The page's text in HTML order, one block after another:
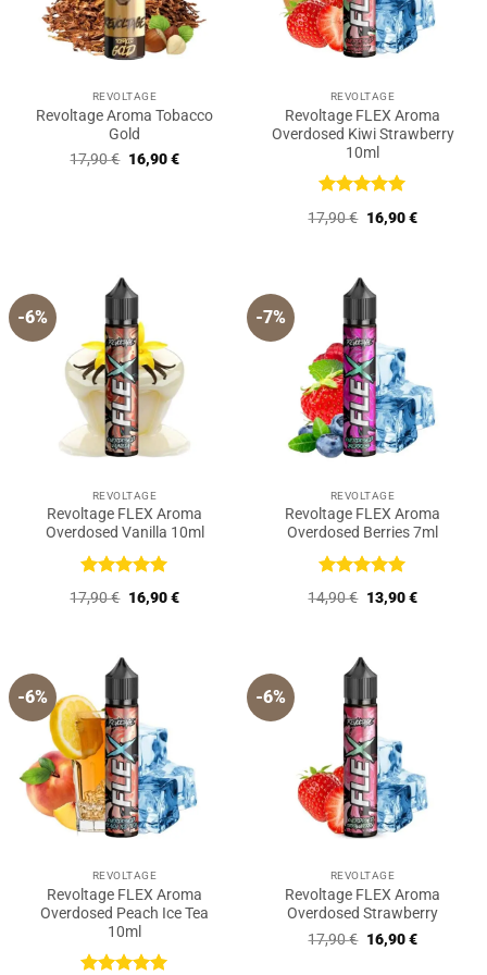
REVOLTAGE
Revoltage Aroma Tobacco
Gold
17,90€ Ursprünglicher
Preis
16,90€Aktueller
REVOLTAGE
Revoltage FLEX Aroma
Overdosed Kiwi Strawberry
10ml
Bewertet
mit 5 von
17,90€ Ursprünglicher
Preis
16,90€Aktueller
-6%
REVOLTAGE
Revoltage FLEX Aroma
Overdosed Vanilla 10ml
Bewertet
mit 5 von
17,90€ Ursprünglicher
Preis
16,90€Aktueller
-7%
REVOLTAGE
Revoltage FLEX Aroma
Overdosed Berries 7ml
Bewertet
mit 5 von
14,90€ Ursprünglicher
Preis
13,90€Aktueller
-6%
REVOLTAGE
Revoltage FLEX Aroma
Overdosed Peach Ice Tea
10ml
-6%
REVOLTAGE
Revoltage FLEX Aroma
Overdosed Strawberry
17,90€ Ursprünglicher
Preis
16,90€Aktueller